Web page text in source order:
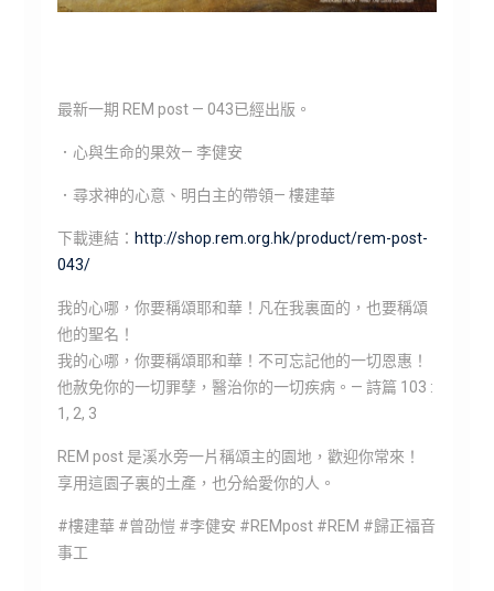
最新一期 REM post — 043已經出版。
．心與生命的果效— 李健安
．尋求神的心意、明白主的帶領— 樓建華
下載連結： http://shop.rem.org.hk/product/rem-post-
043/
我的心哪，你要稱頌耶和華！凡在我裏面的，也要稱頌
他的聖名！
我的心哪，你要稱頌耶和華！不可忘記他的一切恩惠！
他赦免你的一切罪孽，醫治你的一切疾病。— 詩篇 103 :
1, 2, 3
REM post 是溪水旁一片稱頌主的園地，歡迎你常來！
享用這園子裏的土產，也分給愛你的人。
#樓建華 #曾劭愷 #李健安 #REMpost #REM #歸正福音
事工